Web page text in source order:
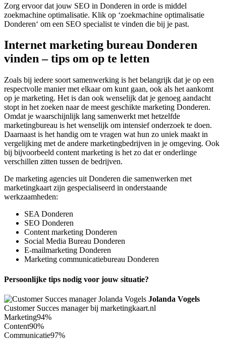
Zorg ervoor dat jouw SEO in Donderen in orde is middel
zoekmachine optimalisatie. Klik op ‘zoekmachine optimalisatie
Donderen‘ om een SEO specialist te vinden die bij je past.
Internet marketing bureau Donderen
vinden – tips om op te letten
Zoals bij iedere soort samenwerking is het belangrijk dat je op een
respectvolle manier met elkaar om kunt gaan, ook als het aankomt
op je marketing. Het is dan ook wenselijk dat je genoeg aandacht
stopt in het zoeken naar de meest geschikte marketing Donderen.
Omdat je waarschijnlijk lang samenwerkt met hetzelfde
marketingbureau is het wenselijk om intensief onderzoek te doen.
Daarnaast is het handig om te vragen wat hun zo uniek maakt in
vergelijking met de andere marketingbedrijven in je omgeving. Ook
bij bijvoorbeeld content marketing is het zo dat er onderlinge
verschillen zitten tussen de bedrijven.
De marketing agencies uit Donderen die samenwerken met
marketingkaart zijn gespecialiseerd in onderstaande
werkzaamheden:
SEA Donderen
SEO Donderen
Content marketing Donderen
Social Media Bureau Donderen
E-mailmarketing Donderen
Marketing communicatiebureau Donderen
Persoonlijke tips nodig voor jouw situatie?
Jolanda Vogels
Customer Succes manager bij marketingkaart.nl
Marketing94%
Content90%
Communicatie97%